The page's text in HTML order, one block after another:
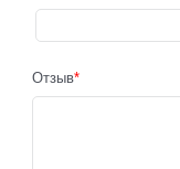
Отзыв